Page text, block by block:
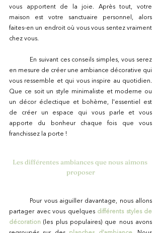
vous apportent de la joie. Après tout, votre
maison est votre sanctuaire personnel, alors
faites-en un endroit où vous vous sentez vraiment
chez vous.
en mesure de créer une ambiance décorative qui
vous ressemble et qui vous inspire au quotidien.
Que ce soit un style minimaliste et moderne ou
un décor éclectique et bohème, l'essentiel est
de créer un espace qui vous parle et vous
apporte du bonheur chaque fois que vous
franchissez la porte !
Les différentes ambiances que nous aimons
proposer
partager avec vous quelques différents styles de
décoration (les plus populaires) que nous avons